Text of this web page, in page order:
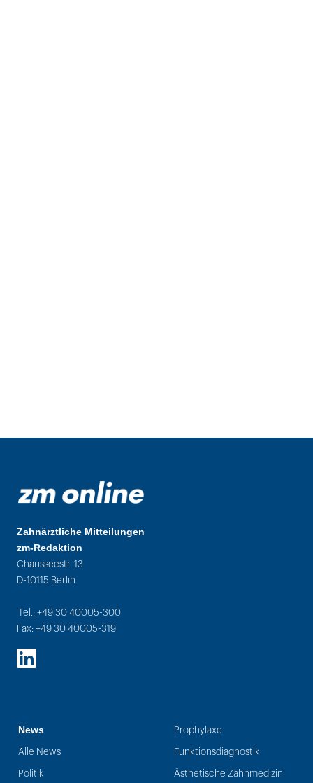
Zahnärztliche Mitteilungen
zm-Redaktion
Chausseestr. 13
D-10115 Berlin
Tel.: +49 30 40005-300
Fax: +49 30 40005-319
LinkedIn
News
Alle News
Politik
Prophylaxe
Funktionsdiagnostik
Ästhetische Zahnmedizin